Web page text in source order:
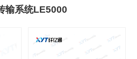
输系统LE5000